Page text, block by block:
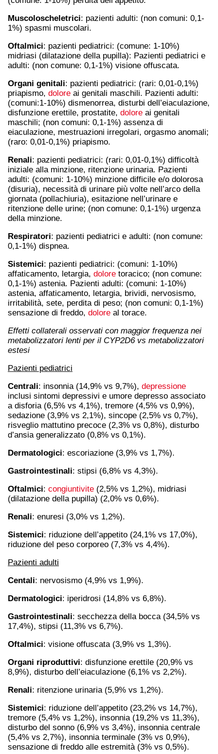
Muscoloscheletrici: pazienti adulti: (non comuni: 0,1-
1%) spasmi muscolari.
Oftalmici: pazienti pediatrici: (comune: 1-10%)
midriasi (dilatazione della pupilla): Pazienti pediatrici e
adulti: (non comune: 0,1-1%) visione offuscata.
Organi genitali: pazienti pediatrici: (rari: 0,01-0,1%)
priapismo, dolore ai genitali maschili. Pazienti adulti:
(comuni:1-10%) dismenorrea, disturbi dell’eiaculazione,
disfunzione erettile, prostatite, dolore ai genitali
maschili; (non comuni: 0,1-1%) assenza di
eiaculazione, mestruazioni irregolari, orgasmo anomali;
(raro: 0,01-0,1%) priapismo.
Renali: pazienti pediatrici: (rari: 0,01-0,1%) difficoltà
iniziale alla minzione, ritenzione urinaria. Pazienti
adulti: (comuni: 1-10%) minzione difficile e/o dolorosa
(disuria), necessità di urinare più volte nell’arco della
giornata (pollachiuria), esitazione nell’urinare e
ritenzione delle urine; (non comune: 0,1-1%) urgenza
della minzione.
Respiratori: pazienti pediatrici e adulti: (non comune:
0,1-1%) dispnea.
Sistemici: pazienti pediatrici: (comuni: 1-10%)
affaticamento, letargia, dolore toracico; (non comune:
0,1-1%) astenia. Pazienti adulti: (comuni: 1-10%)
astenia, affaticamento, letargia, brividi, nervosismo,
irritabilità, sete, perdita di peso; (non comuni: 0,1-1%)
sensazione di freddo, dolore al torace.
Effetti collaterali osservati con maggior frequenza nei
metabolizzatori lenti per il CYP2D6 vs metabolizzatori
estesi
Pazienti pediatrici
Centrali: insonnia (14,9% vs 9,7%), depressione
inclusi sintomi depressivi e umore depresso associato
a disforia (6,5% vs 4,1%), tremore (4,5% vs 0,9%),
sedazione (3,9% vs 2,1%), sincope (2,5% vs 0,7%),
risveglio mattutino precoce (2,3% vs 0,8%), disturbo
d’ansia generalizzato (0,8% vs 0,1%).
Dermatologici: escoriazione (3,9% vs 1,7%).
Gastrointestinali: stipsi (6,8% vs 4,3%).
Oftalmici: congiuntivite (2,5% vs 1,2%), midriasi
(dilatazione della pupilla) (2,0% vs 0,6%).
Renali: enuresi (3,0% vs 1,2%).
Sistemici: riduzione dell’appetito (24,1% vs 17,0%),
riduzione del peso corporeo (7,3% vs 4,4%).
Pazienti adulti
Centali: nervosismo (4,9% vs 1,9%).
Dermatologici: iperidrosi (14,8% vs 6,8%).
Gastrointestinali: secchezza della bocca (34,5% vs
17,4%), stipsi (11,3% vs 6,7%).
Oftalmici: visione offuscata (3,9% vs 1,3%).
Organi riproduttivi: disfunzione erettile (20,9% vs
8,9%), disturbo dell’eiaculazione (6,1% vs 2,2%).
Renali: ritenzione urinaria (5,9% vs 1,2%).
Sistemici: riduzione dell’appetito (23,2% vs 14,7%),
tremore (5,4% vs 1,2%), insonnia (19,2% vs 11,3%),
disturbo del sonno (6,9% vs 3,4%), insonnia centrale
(5,4% vs 2,7%), insonnia terminale (3% vs 0,9%),
sensazione di freddo alle estremità (3% vs 0,5%).